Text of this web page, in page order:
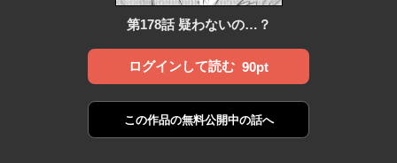
第178話 疑わないの…？
ログインして読む 90pt
この作品の無料公開中の話へ